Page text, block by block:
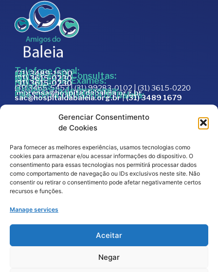
Gerenciar Consentimento
de Cookies
Para fornecer as melhores experiências, usamos tecnologias como
cookies para armazenar e/ou acessar informações do dispositivo. O
consentimento para essas tecnologias nos permitirá processar dados
como comportamento de navegação ou IDs exclusivos neste site. Não
consentir ou retirar o consentimento pode afetar negativamente certos
recursos e funções.
Manage services
Aceitar
Negar
Telefone Geral:
(31) 3489-1500
Marcação de Consultas:
(31) 3615-0230
Marcação de Exames:
(31) 3615-0230
Doações:
(31) 3465-5453 | (31) 99283-0102 | (31) 3615-0220
Assessoria de Imprensa:
imprensa@hospitaldabaleia.org.br
Fale com a Ouvidoria do Baleia:
sac@hospitaldabaleia.org.br|(31) 3489 1679
Trabalhe Conosco
Editais
Política de Privacidade
Código de Integridade
© Todos os direitos reservados – Hospital da